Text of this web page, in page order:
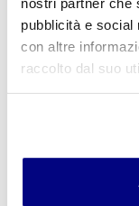
pubblicità e social
con altre
raccolto dal suo
impossibile
pensiero è
percezione,
dall’episodio in
attacco di